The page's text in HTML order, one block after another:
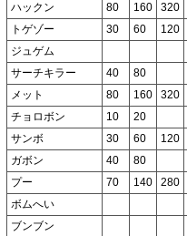
ハックン
80 160 320
トゲゾー
30 60
120
ジュゲム
サーチキラー
40
80
メット
80 160
320
チョロボン
10
20
サンボ
30 60
120
ガボン
40
80
プー
70 140
280
ボムへい
ブンブン